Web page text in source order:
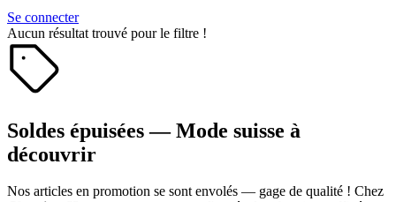
Se connecter
Aucun résultat trouvé pour le filtre !
Soldes épuisées — Mode suisse à
découvrir
Nos articles en promotion se sont envolés — gage de qualité ! Chez